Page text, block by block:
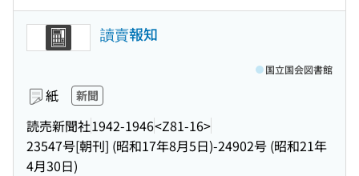
讀賣報知
紙 新聞
読売新聞社1942-1946<Z81-16>
23547号[朝刊] (昭和17年8月5日)-24902号 (昭和21年
4月30日)
国立国会図書館